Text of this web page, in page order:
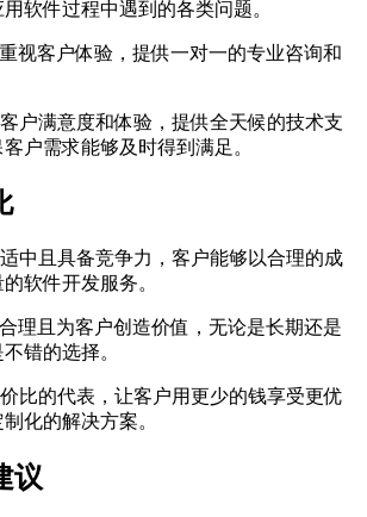
软件过程中遇到的各类问题。
重视客户体验，提供一对一的专业咨询和
客户满意度和体验，提供全天候的技术支
户需求能够及时得到满足。
适中且具备竞争力，客户能够以合理的成
软件开发服务。
合理且为客户创造价值，无论是长期还是
错的选择。
价比的代表，让客户用更少的钱享受更优
化的解决方案。
议